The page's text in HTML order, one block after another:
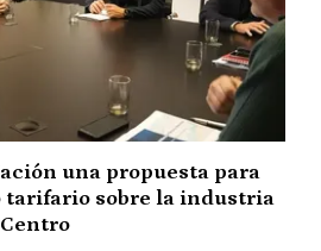
una propuesta para
tarifario sobre la industria